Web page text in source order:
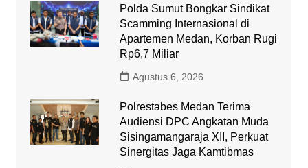
Polda Sumut Bongkar Sindikat
Scamming Internasional di
Apartemen Medan, Korban Rugi
Rp6,7 Miliar
Agustus 6, 2026
Polrestabes Medan Terima
Audiensi DPC Angkatan Muda
Sisingamangaraja XII, Perkuat
Sinergitas Jaga Kamtibmas